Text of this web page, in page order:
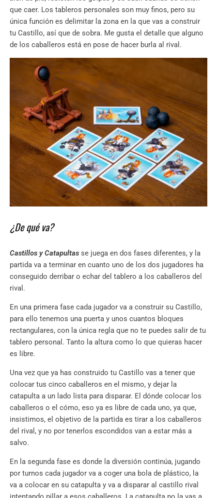
que caer. Los tableros personales son muy finos, pero su
única función es delimitar la zona en la que vas a construir
tu Castillo, así que de sobra. Me gusta el detalle que alguno
de los caballeros está en pose de hacer burla al rival.
¿De qué va?
Castillos y Catapultas se juega en dos fases diferentes, y la
partida va a terminar en cuanto uno de los dos jugadores ha
conseguido derribar o echar del tablero a los caballeros del
rival.
En una primera fase cada jugador va a construir su Castillo,
para ello tenemos una puerta y unos cuantos bloques
rectangulares, con la única regla que no te puedes salir de tu
tablero personal. Tanto la altura como lo que quieras hacer
es libre.
Una vez que ya has construido tu Castillo vas a tener que
colocar tus cinco caballeros en el mismo, y dejar la
catapulta a un lado lista para disparar. El dónde colocar los
caballeros o el cómo, eso ya es libre de cada uno, ya que,
insistimos, el objetivo de la partida es tirar a los caballeros
del rival, y no por tenerlos escondidos van a estar más a
salvo.
En la segunda fase es donde la diversión continúa, jugando
por turnos cada jugador va a coger una bola de plástico, la
va a colocar en su catapulta y va a disparar al castillo rival